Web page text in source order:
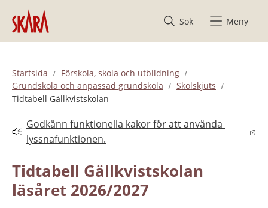
Hoppa till innehåll
Sök
Meny
Startsida
Förskola, skola och utbildning
Grundskola och anpassad grundskola
Skolskjuts
Tidtabell Gällkvistskolan
Godkänn funktionella kakor för att använda
lyssnafunktionen.
Länk till annan webbplats.
Tidtabell Gällkvistskolan
läsåret 2026/2027